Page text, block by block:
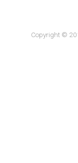
Copyright ©